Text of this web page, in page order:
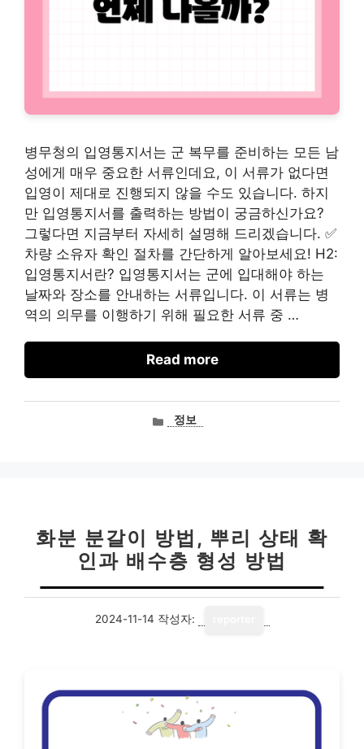
병무청의 입영통지서는 군 복무를 준비하는 모든 남
성에게 매우 중요한 서류인데요, 이 서류가 없다면
입영이 제대로 진행되지 않을 수도 있습니다. 하지
만 입영통지서를 출력하는 방법이 궁금하신가요?
그렇다면 지금부터 자세히 설명해 드리겠습니다. ✅
차량 소유자 확인 절차를 간단하게 알아보세요! H2:
입영통지서란? 입영통지서는 군에 입대해야 하는
날짜와 장소를 안내하는 서류입니다. 이 서류는 병
역의 의무를 이행하기 위해 필요한 서류 중 …
Read more
카정보
화분 분갈이 방법, 뿌리 상태 확
인과 배수층 형성 방법
2024-11-14 작성자: